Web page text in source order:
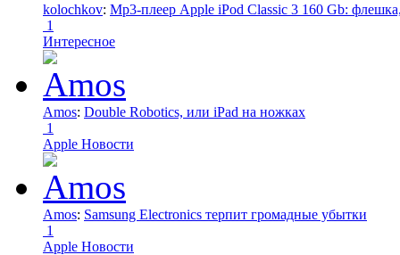
kolochkov: Mp3-плеер Apple iPod Classic 3 160 Gb:
1
Интересное
Amos: Double Robotics, или iPad на ножках
1
Apple Новости
Amos: Samsung Electronics терпит громадные убытки
1
Apple Новости